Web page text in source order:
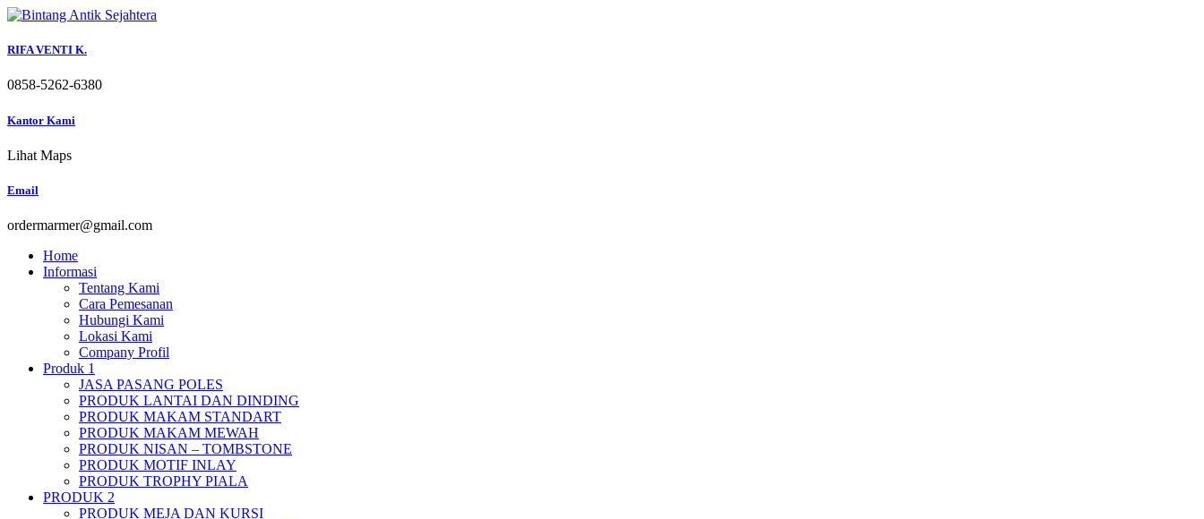
Skip
content
RIFA VENTI K.
0858-5262-6380
Kantor Kami
Lihat Maps
Email
ordermarmer@gmail.com
Home
Informasi
Tentang Kami
Cara Pemesanan
Hubungi Kami
Lokasi Kami
Company Profil
Produk 1
JASA PASANG POLES
PRODUK LANTAI DAN DINDING
PRODUK MAKAM STANDART
PRODUK MAKAM MEWAH
PRODUK NISAN – TOMBSTONE
PRODUK MOTIF INLAY
PRODUK TROPHY PIALA
PRODUK 2
PRODUK MEJA DAN KURSI